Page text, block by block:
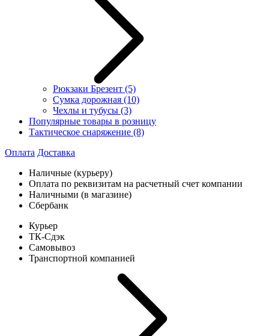
Рюкзаки Брезент (5)
Сумка дорожная (10)
Чехлы и тубусы (3)
Популярные товары в розницу
Тактическое снаряжение (8)
Оплата Доставка
Наличные (курьеру)
Оплата по реквизитам на расчетный счет компании
Наличными (в магазине)
Сбербанк
Курьер
ТК-Сдэк
Самовывоз
Транспортной компанией